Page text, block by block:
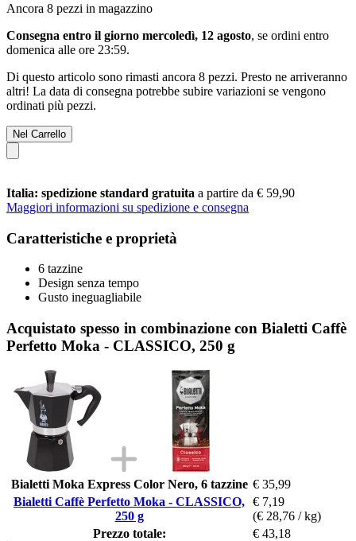
Ancora 8 pezzi in magazzino
Consegna entro il giorno mercoledì, 12 agosto, se ordini entro
domenica alle ore 23:59.
Di questo articolo sono rimasti ancora 8 pezzi. Presto ne arriveranno
altri! La data di consegna potrebbe subire variazioni se vengono
ordinati più pezzi.
Nel Carrello
Italia: spedizione standard gratuita a partire da € 59,90
Maggiori informazioni su spedizione e consegna
Caratteristiche e proprietà
6 tazzine
Design senza tempo
Gusto ineguagliabile
Acquistato spesso in combinazione con Bialetti Caffè
Perfetto Moka - CLASSICO, 250 g
Bialetti Moka Express Color Nero, 6 tazzine € 35,99
Bialetti Caffè Perfetto Moka - CLASSICO,
250 g
€ 7,19
(€ 28,76 / kg)
Prezzo totale:
€ 43,18